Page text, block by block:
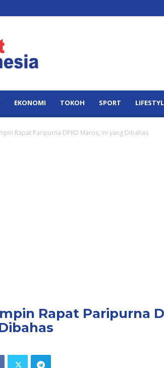
EKONOMI TOKOH SPORT
Rapat Paripurna DPRD Maros, Ini yang Dibahas
Rapat Paripurna